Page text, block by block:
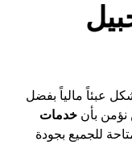
عبئاً مالياً بفضل
نؤمن بأنخدمات
للجميع بجودة